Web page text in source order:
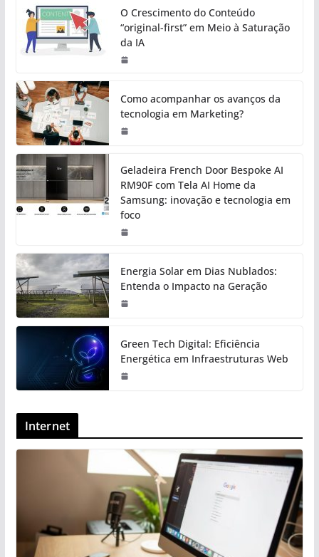
O Crescimento do Conteúdo
“original-first” em Meio à Saturação
da IA
Como acompanhar os avanços da
tecnologia em Marketing?
Geladeira French Door Bespoke AI
RM90F com Tela AI Home da
Samsung: inovação e tecnologia em
foco
Energia Solar em Dias Nublados:
Entenda o Impacto na Geração
Green Tech Digital: Eficiência
Energética em Infraestruturas Web
Internet